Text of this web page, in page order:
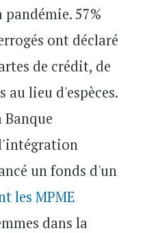
57%
ont déclaré
de crédit, de
au lieu d'espèces.
Banque
un fonds d'un
les MPME
dans la